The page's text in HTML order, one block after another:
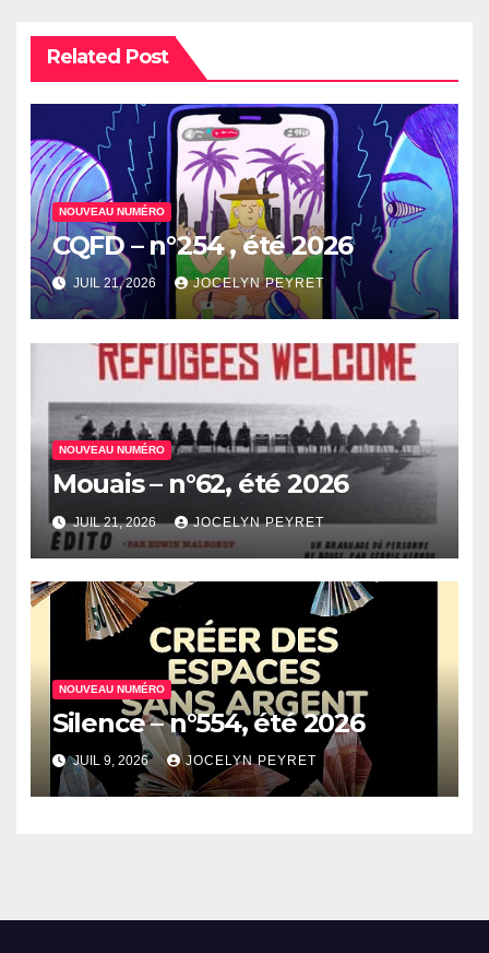
Related Post
NOUVEAU NUMÉRO
CQFD – n°254 , été 2026
JUIL 21, 2026 JOCELYN PEYRET
NOUVEAU NUMÉRO
Mouais – n°62, été 2026
JUIL 21, 2026 JOCELYN PEYRET
NOUVEAU NUMÉRO
Silence – n°554, été 2026
JUIL 9, 2026 JOCELYN PEYRET